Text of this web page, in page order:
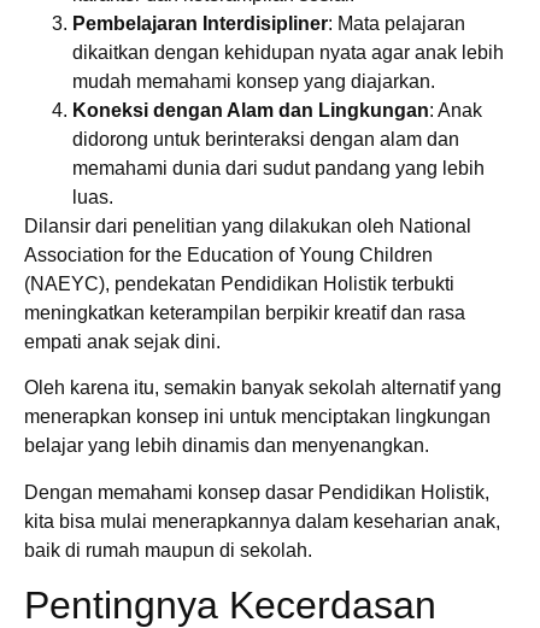
Pembelajaran Interdisipliner: Mata pelajaran
dikaitkan dengan kehidupan nyata agar anak lebih
mudah memahami konsep yang diajarkan.
Koneksi dengan Alam dan Lingkungan: Anak
didorong untuk berinteraksi dengan alam dan
memahami dunia dari sudut pandang yang lebih
luas.
Dilansir dari penelitian yang dilakukan oleh National
Association for the Education of Young Children
(NAEYC), pendekatan Pendidikan Holistik terbukti
meningkatkan keterampilan berpikir kreatif dan rasa
empati anak sejak dini.
Oleh karena itu, semakin banyak sekolah alternatif yang
menerapkan konsep ini untuk menciptakan lingkungan
belajar yang lebih dinamis dan menyenangkan.
Dengan memahami konsep dasar Pendidikan Holistik,
kita bisa mulai menerapkannya dalam keseharian anak,
baik di rumah maupun di sekolah.
Pentingnya Kecerdasan